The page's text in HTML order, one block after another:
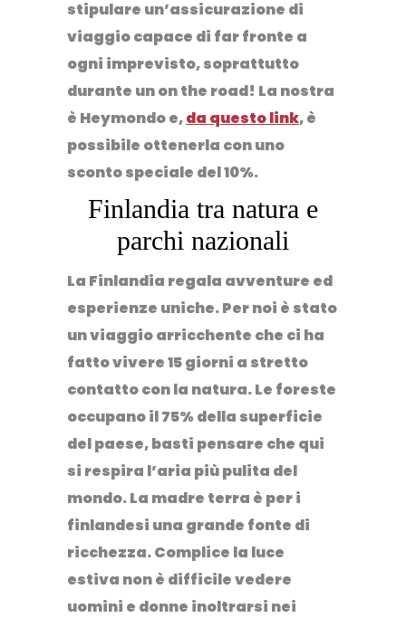
stipulare un’assicurazione di
viaggio capace di far fronte a
ogni imprevisto, soprattutto
durante un on the road! La nostra
è Heymondo e,da questo link, è
possibile ottenerla con uno
sconto speciale del 10%.
Finlandia tra natura e
parchi nazionali
La Finlandia regala avventure ed
esperienze uniche. Per noi è stato
un viaggio arricchente che ci ha
fatto vivere 15 giorni a stretto
contatto con la natura. Le foreste
occupano il 75% della superficie
del paese, basti pensare che qui
si respira l’aria più pulita del
mondo. La madre terra è per i
finlandesi una grande fonte di
ricchezza. Complice la luce
estiva non è difficile vedere
uomini e donne inoltrarsi nei